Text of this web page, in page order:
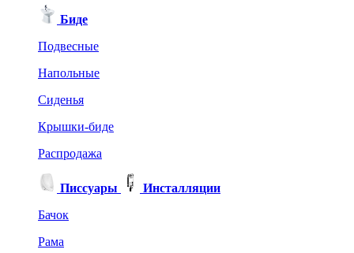
Биде
Подвесные
Напольные
Сиденья
Крышки-биде
Распродажа
Писсуары
Инсталляции
Бачок
Рама